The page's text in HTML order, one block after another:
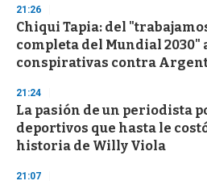
s
e
c
o
n
21:26
Chiqui Tapia: del
completa del Mundial 2030"
conspirativas contra
21:24
La pasión de un periodista
deportivos que hasta le
historia de Willy Viola
21:07